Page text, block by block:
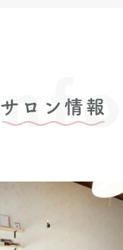
サロン情報
Info